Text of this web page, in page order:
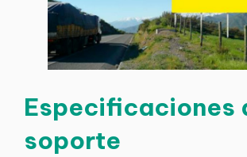
Especificaciones
soporte